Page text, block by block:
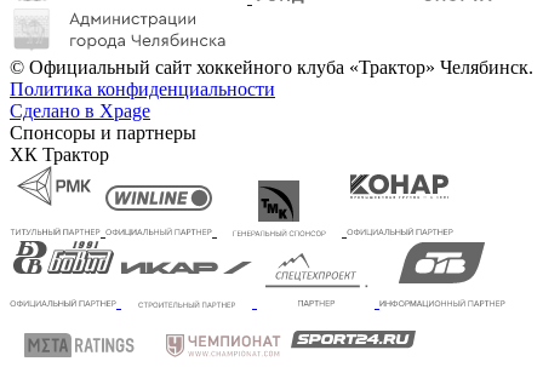
© Официальный сайт хоккейного клуба «Трактор» Челябинск.
Политика конфиденциальности
Сделано в Xpage
Спонсоры и партнеры
ХК Трактор